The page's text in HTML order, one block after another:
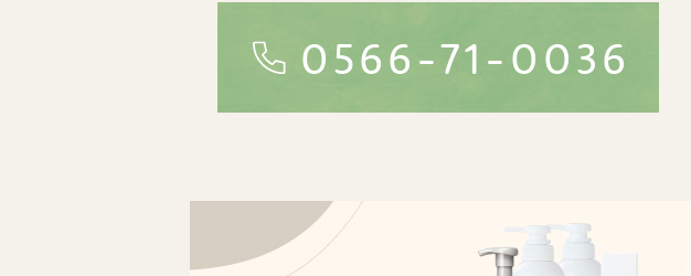
0566-71-0036